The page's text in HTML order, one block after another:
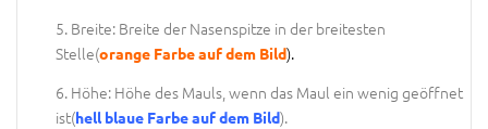
5. Breite: Breite der Nasenspitze in der breitesten
Stelle(orange Farbe auf dem Bild).
6. Höhe: Höhe des Mauls, wenn das Maul ein wenig geöffnet
ist(hell blaue Farbe auf dem Bild).